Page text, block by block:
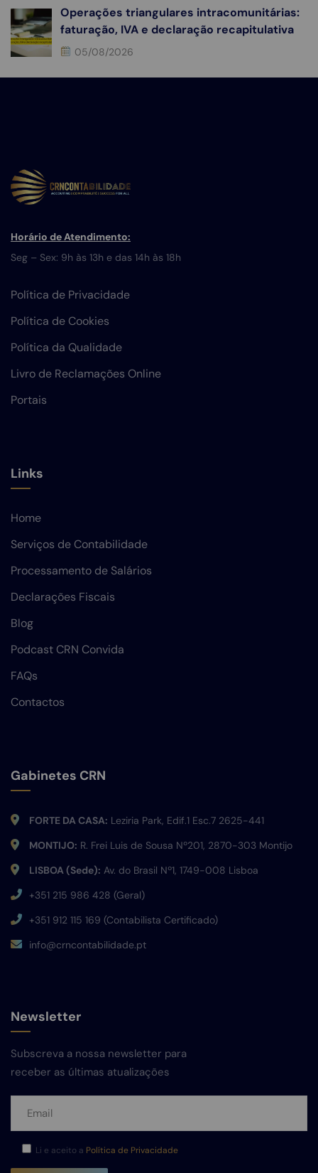
Operações triangulares intracomunitárias:
faturação, IVA e declaração recapitulativa
05/08/2026
Horário de Atendimento:
Seg – Sex: 9h às 13h e das 14h às 18h
Política de Privacidade
Política de Cookies
Política da Qualidade
Livro de Reclamações Online
Portais
Links
Home
Serviços de Contabilidade
Processamento de Salários
Declarações Fiscais
Blog
Podcast CRN Convida
FAQs
Contactos
Gabinetes CRN
FORTE DA CASA: Leziria Park, Edif.1 Esc.7 2625-441
MONTIJO: R. Frei Luis de Sousa Nº201, 2870-303 Montijo
LISBOA (Sede): Av. do Brasil Nº1, 1749-008 Lisboa
+351 215 986 428 (Geral)
+351 912 115 169 (Contabilista Certificado)
info@crncontabilidade.pt
Newsletter
Subscreva a nossa newsletter para
receber as últimas atualizações
Li e aceito a Política de Privacidade